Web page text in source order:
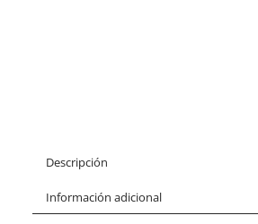
Descripción
Información adicional